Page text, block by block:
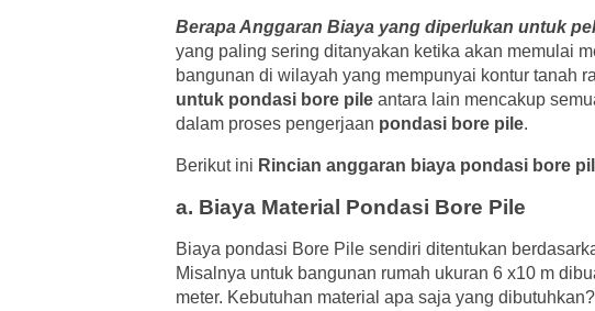
Berapa Anggaran Biaya yang diperlukan untuk
yang paling sering ditanyakan ketika akan memulai
bangunan di wilayah yang mempunyai kontur tanah
untuk pondasi bore pile antara lain mencakup
dalam proses pengerjaan pondasi bore pile.
Berikut ini Rincian anggaran biaya pondasi bore
a. Biaya Material Pondasi Bore Pile
Biaya pondasi Bore Pile sendiri ditentukan
Misalnya untuk bangunan rumah ukuran 6 x10 m
meter. Kebutuhan material apa saja yang